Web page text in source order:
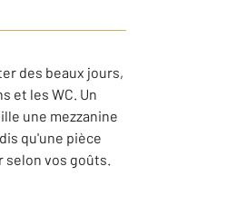
des beaux jours,
et les WC. Un
une mezzanine
qu'une pièce
selon vos goûts.